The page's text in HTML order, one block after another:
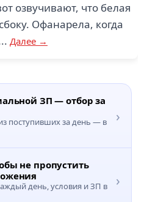
озвучивают, что белая
Офанарела, когда
Далее →
ЗП — отбор за
поступивших за день — в
›
не пропустить
день, условия и ЗП в
›